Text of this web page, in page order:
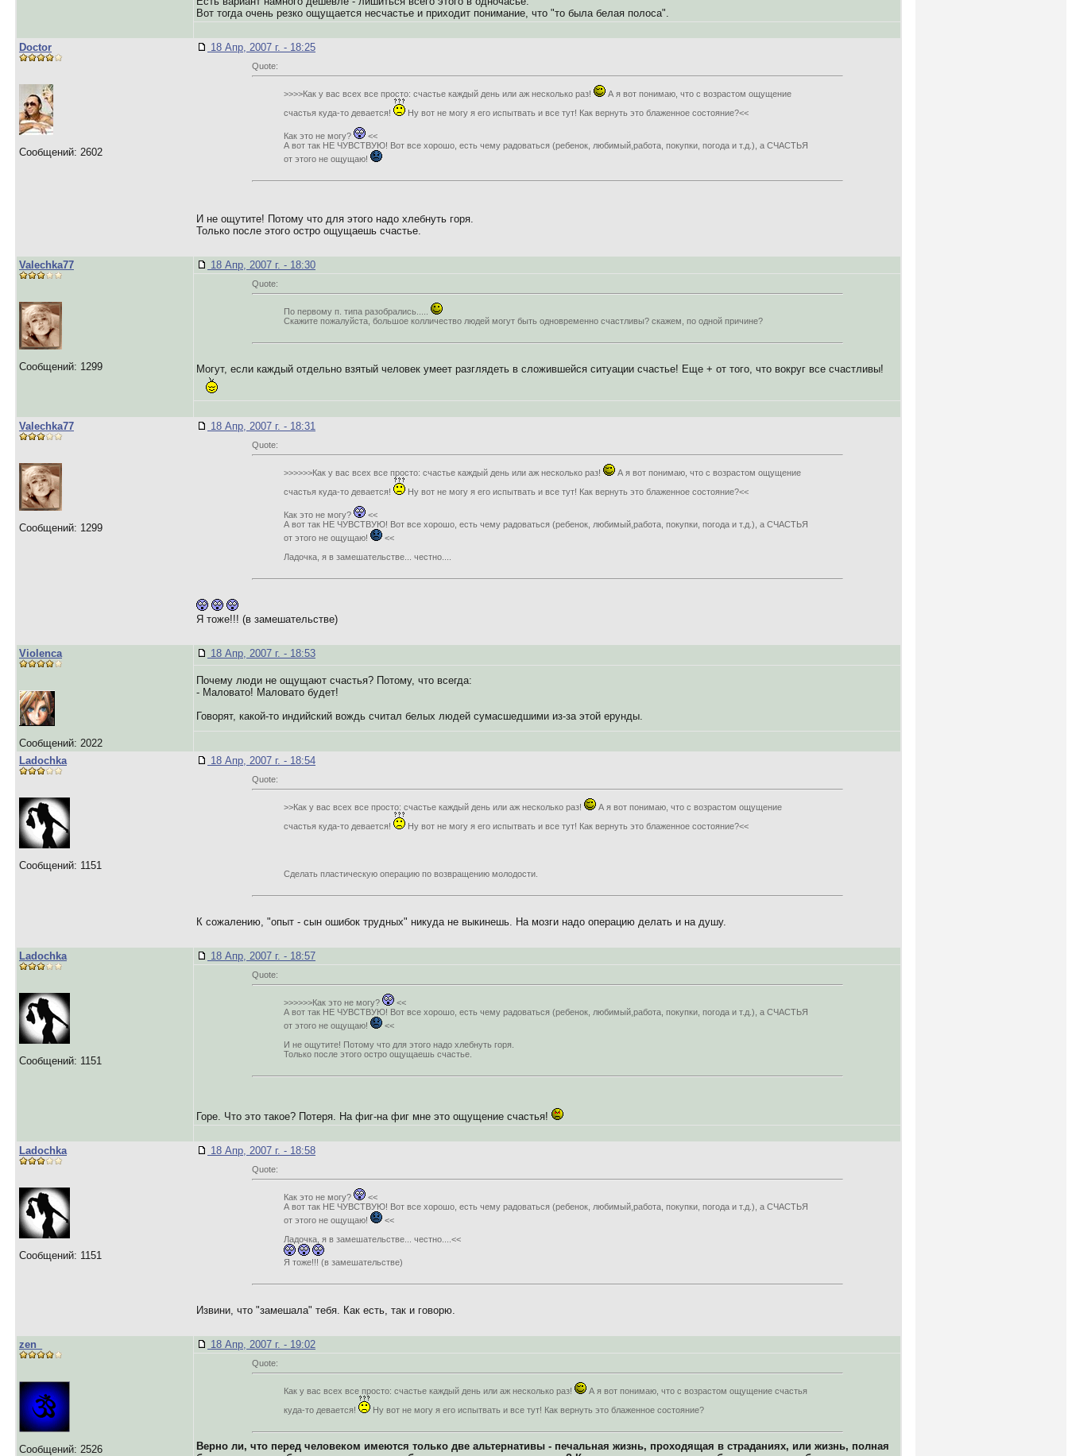
Вот тогда очень резко ощущается несчастье и приходит понимание, что "то была белая полоса".
Doctor
Сообщений: 2602
18 Апр, 2007 г. - 18:25
Quote:
>>>>Как у вас всех все просто: счастье каждый день или аж несколько раз!
А я вот понимаю, что с возрастом ощущение
счастья куда-то девается!
Ну вот не могу я его испытвать и все тут! Как вернуть это блаженное состояние?<<
Как это не могу?
<<
А вот так НЕ ЧУВСТВУЮ! Вот все хорошо, есть чему радоваться (ребенок, любимый,работа, покупки, погода и т.д.), а СЧАСТЬЯ
от этого не ощущаю!
И не ощутите! Потому что для этого надо хлебнуть горя.
Только после этого остро ощущаешь счастье.
Valechka77
Сообщений: 1299
18 Апр, 2007 г. - 18:30
Quote:
По первому п. типа разобрались.....
Скажите пожалуйста, большое колличество людей могут быть одновременно счастливы? скажем, по одной причине?
Могут, если каждый отдельно взятый человек умеет разглядеть в сложившейся ситуации счастье! Еще + от того, что вокруг все счастливы!
Valechka77
Сообщений: 1299
18 Апр, 2007 г. - 18:31
Quote:
>>>>>>Как у вас всех все просто: счастье каждый день или аж несколько раз!
А я вот понимаю, что с возрастом ощущение
счастья куда-то девается!
Ну вот не могу я его испытвать и все тут! Как вернуть это блаженное состояние?<<
Как это не могу?
<<
А вот так НЕ ЧУВСТВУЮ! Вот все хорошо, есть чему радоваться (ребенок, любимый,работа, покупки, погода и т.д.), а СЧАСТЬЯ
от этого не ощущаю!
<<
Ладочка, я в замешательстве... честно....
Я тоже!!! (в замешательстве)
Violenca
Сообщений: 2022
18 Апр, 2007 г. - 18:53
Почему люди не ощущают счастья? Потому, что всегда:
- Маловато! Маловато будет!
Говорят, какой-то индийский вождь считал белых людей сумасшедшими из-за этой ерунды.
Ladochka
Сообщений: 1151
18 Апр, 2007 г. - 18:54
Quote:
>>Как у вас всех все просто: счастье каждый день или аж несколько раз!
А я вот понимаю, что с возрастом ощущение
счастья куда-то девается!
Ну вот не могу я его испытвать и все тут! Как вернуть это блаженное состояние?<<
Сделать пластическую операцию по возвращению молодости.
К сожалению, "опыт - сын ошибок трудных" никуда не выкинешь. На мозги надо операцию делать и на душу.
Ladochka
Сообщений: 1151
18 Апр, 2007 г. - 18:57
Quote:
>>>>>>Как это не могу?
<<
А вот так НЕ ЧУВСТВУЮ! Вот все хорошо, есть чему радоваться (ребенок, любимый,работа, покупки, погода и т.д.), а СЧАСТЬЯ
от этого не ощущаю!
<<
И не ощутите! Потому что для этого надо хлебнуть горя.
Только после этого остро ощущаешь счастье.
Горе. Что это такое? Потеря. На фиг-на фиг мне это ощущение счастья!
Ladochka
Сообщений: 1151
18 Апр, 2007 г. - 18:58
Quote:
Как это не могу?
<<
А вот так НЕ ЧУВСТВУЮ! Вот все хорошо, есть чему радоваться (ребенок, любимый,работа, покупки, погода и т.д.), а СЧАСТЬЯ
от этого не ощущаю!
<<
Ладочка, я в замешательстве... честно....<<
Я тоже!!! (в замешательстве)
Извини, что "замешала" тебя. Как есть, так и говорю.
zen_
Сообщений: 2526
18 Апр, 2007 г. - 19:02
Quote:
Как у вас всех все просто: счастье каждый день или аж несколько раз!
А я вот понимаю, что с возрастом ощущение счастья
куда-то девается!
Ну вот не могу я его испытвать и все тут! Как вернуть это блаженное состояние?
Верно ли, что перед человеком имеются только две альтернативы - печальная жизнь, проходящая в страданиях, или жизнь, полная